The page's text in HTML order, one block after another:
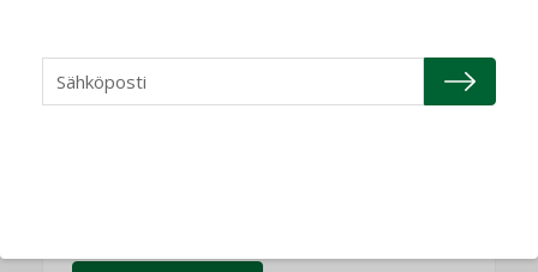
Miten varmistetaan EPD-dokumenteista
saatavien tietojen vertailukelpoisuus?
KOLUMNI